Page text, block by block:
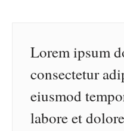
Lorem ipsum
consectetur
eiusmod
labore et